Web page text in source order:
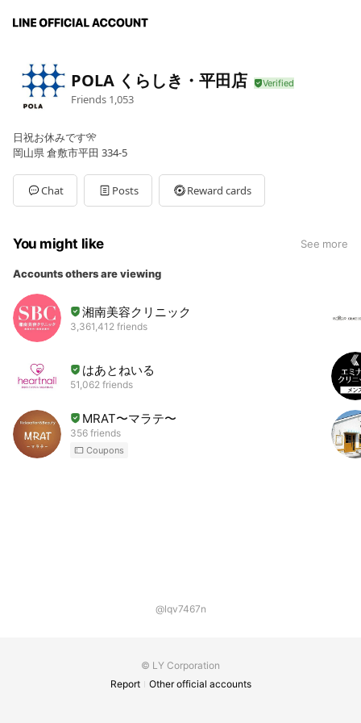
POLA くらしき・平田店
Friends 1,053
日祝お休みです🎌
岡山県 倉敷市平田 334-5
Chat Posts Reward cards
You might like See more
Accounts others are viewing
湘南美容クリニック
3,361,412 friends
はあとねいる
51,062 friends
MRAT〜マラテ〜
356 friends
Coupons
@lqv7467n
© LY Corporation
Report
Other official accounts